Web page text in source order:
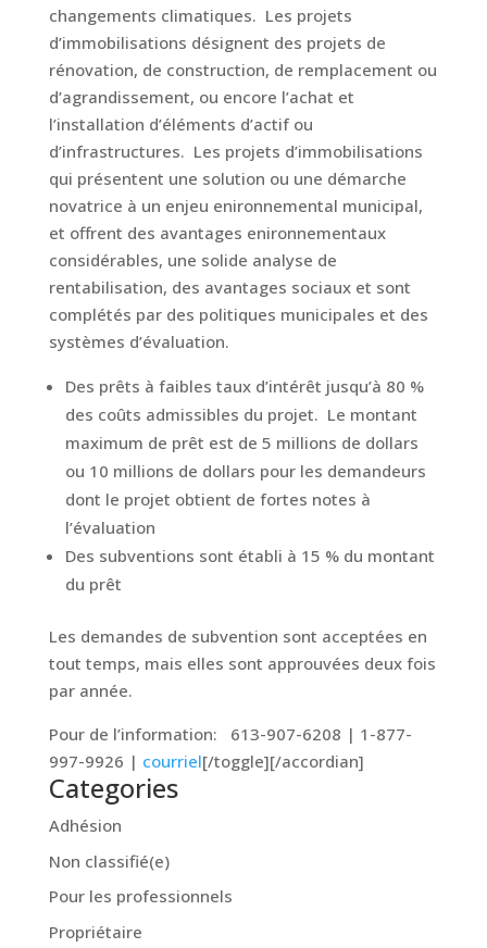
changements climatiques. Les projets
d’immobilisations désignent des projets de
rénovation, de construction, de remplacement ou
d’agrandissement, ou encore l’achat et
l’installation d’éléments d’actif ou
d’infrastructures. Les projets d’immobilisations
qui présentent une solution ou une démarche
novatrice à un enjeu enironnemental municipal,
et offrent des avantages enironnementaux
considérables, une solide analyse de
rentabilisation, des avantages sociaux et sont
complétés par des politiques municipales et des
systèmes d’évaluation.
Des prêts à faibles taux d’intérêt jusqu’à 80 %
des coûts admissibles du projet. Le montant
maximum de prêt est de 5 millions de dollars
ou 10 millions de dollars pour les demandeurs
dont le projet obtient de fortes notes à
l’évaluation
Des subventions sont établi à 15 % du montant
du prêt
Les demandes de subvention sont acceptées en
tout temps, mais elles sont approuvées deux fois
par année.
Pour de l’information: 613-907-6208 | 1-877-
997-9926 | courriel[/toggle][/accordian]
Categories
Adhésion
Non classifié(e)
Pour les professionnels
Propriétaire